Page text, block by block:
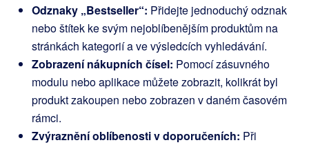
Odznaky „Bestseller“: Přidejte jednoduchý odznak
nebo štítek ke svým nejoblíbenějším produktům na
stránkách kategorií a ve výsledcích vyhledávání.
Zobrazení nákupních čísel: Pomocí zásuvného
modulu nebo aplikace můžete zobrazit, kolikrát byl
produkt zakoupen nebo zobrazen v daném časovém
rámci.
Zvýraznění oblíbenosti v doporučeních: Při